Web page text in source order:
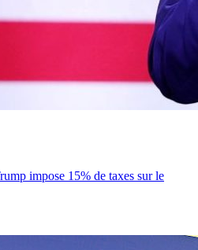
impose 15% de taxes sur le